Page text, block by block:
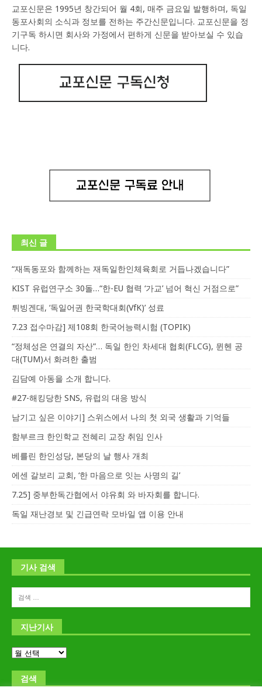
교포신문은 1995년 창간되어 월 4회, 매주 금요일 발행하며, 독일
동포사회의 소식과 정보를 전하는 주간신문입니다. 교포신문을 정
기구독 하시면 회사와 가정에서 편하게 신문을 받아보실 수 있습
니다.
최신 글
“재독동포와 함께하는 재독일한인체육회로 거듭나겠습니다”
KIST 유럽연구소 30돌…“한-EU 협력 ‘가교’ 넘어 혁신 거점으로”
튀빙겐대, ‘독일어권 한국학대회(VfK)’ 성료
7.23 접수마감] 제108회 한국어능력시험 (TOPIK)
“정체성은 연결의 자산”… 독일 한인 차세대 협회(FLCG), 뮌헨 공
대(TUM)서 화려한 출범
김담예 아동을 소개 합니다.
#27-해킹당한 SNS, 유럽의 대응 방식
남기고 싶은 이야기] 스위스에서 나의 첫 외국 생활과 기억들
함부르크 한인학교 전혜리 교장 취임 인사
베를린 한인성당, 본당의 날 행사 개최
에센 갈보리 교회, ‘한 마음으로 잇는 사명의 길’
7.25] 중부한독간협에서 야유회 와 바자회를 합니다.
독일 재난경보 및 긴급연락 모바일 앱 이용 안내
기사 검색
지난기사
검색